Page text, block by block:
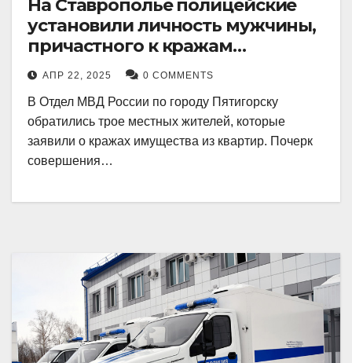
На Ставрополье полицейские
установили личность мужчины,
причастного к кражам
имущества из квартир в
Пятигорске
АПР 22, 2025 0 COMMENTS
В Отдел МВД России по городу Пятигорску
обратились трое местных жителей, которые
заявили о кражах имущества из квартир. Почерк
совершения…